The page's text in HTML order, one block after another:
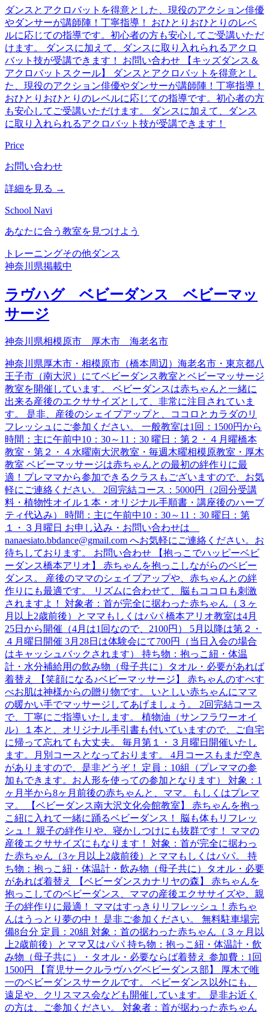
ダンスとアクロバットを得意とした、現役のアクション俳優
やダンサーが講師陣！丁寧指導！ おひとりおひとりのレベ
ルに応じての指導です。初心者の方も安心してご受講いただ
けます。 ダンスに加えて、ダンスに取り入れられるアクロ
バット技が受講できます！ お問い合わせ 【キッズダンス＆
アクロバットスクール】 ダンスとアクロバットを得意とし
た、現役のアクション俳優やダンサーが講師陣！丁寧指導！
おひとりおひとりのレベルに応じての指導です。初心者の方
も安心してご受講いただけます。 ダンスに加えて、ダンス
に取り入れられるアクロバット技が受講できます！
Price
お問い合わせ
詳細を見る →
School Navi
あなたに合う教室を見つけよう
トレーニングその他ダンス
神奈川県掲載中
ラヴハグ ベビーダンス ベビーマッ
サージ
神奈川県相模原市 厚木市 海老名市
神奈川県厚木市・相模原市（橋本周辺）海老名市・東京都八
王子市（南大沢）にてベビーダンス教室とベビーマッサージ
教室を開催しています。 ベビーダンスは赤ちゃんと一緒に
出来る産後のエクササイズとして、非常に注目されていま
す。 是非、産後のシェイプアップと、ココロとカラダのリ
フレッシュにご参加ください。 一般教室は1回：1500円から
時間：主に午前中10：30～11：30 曜日：第２・４月曜橋本
教室・第２・４水曜南大沢教室・毎週木曜相模原教室・厚木
教室 ベビーマッサージは赤ちゃんとの最初の絆作りに最
適！プレママから参加できるクラスもございますので、お気
軽にご連絡ください。 2回完結コース：5000円（2回分受講
料・植物性オイル１本・オリジナル手順書・講座後のハーブ
ティ代込み） 時間：主に午前中10：30～11：30 曜日：第
１・３月曜日 お申し込み・お問い合わせは
nanaesiato.bbdance@gmail.com へお気軽にご連絡ください。お
待ちしております。 お問い合わせ 【抱っこでハッピーベビ
ーダンス橋本アリオ】 赤ちゃんを抱っこしながらのベビー
ダンス。 産後のママのシェイプアップや、赤ちゃんとの絆
作りにも最適です。 リズムに合わせて、脳もココロも刺激
されますよ！ 対象者：首が完全に据わった赤ちゃん（３ヶ
月以上2歳前後）とママもしくはパパ 橋本アリオ教室は4月
25日から開催（4月は1回なので、2100円） 5月以降は第２・
４月曜日開催 3月28日は体験会にて700円（当日入会の場合
はキャッシュバックされます） 持ち物：抱っこ紐・体温
計・水分補給用の飲み物（母子共に）タオル・必要があれば
着替え 【笑顔になる♪ベビーマッサージ】 赤ちゃんのすべす
べお肌は神様からの贈り物です。 いとしい赤ちゃんにママ
の暖かい手でマッサージしてあげましょう。 2回完結コース
で、丁寧にご指導いたします。 植物油（サンフラワーオイ
ル）１本と、オリジナル手引書も付いていますので、ご自宅
に帰って忘れても大丈夫。 毎月第１・３月曜日開催いたし
ます。月別コースとなっております。 4月コースもまだ空き
がありますので、是非どうぞ！ 定員：10組（プレママの参
加もできます。お人形を使っての参加となります） 対象：1
ヶ月半から8ヶ月前後の赤ちゃんと、ママ。もしくはプレマ
マ。 【ベビーダンス南大沢文化会館教室】 赤ちゃんを抱っ
こ紐に入れて一緒に踊るベビーダンス！ 脳も体もリフレッ
シュ！ 親子の絆作りや、寝かしつけにも抜群です！ ママの
産後エクササイズにもなります！ 対象：首が完全に据わっ
た赤ちゃん（3ヶ月以上2歳前後）とママもしくはパパ。 持
ち物：抱っこ紐・体温計・飲み物（母子共に）タオル・必要
があれば着替え 【ベビーダンスカナリヤの森】 赤ちゃんを
抱っこしてのベビーダンス、ママの産後エクササイズや、親
子の絆作りに最適！ ママはすっきりリフレッシュ！赤ちゃ
んはうっとり夢の中！ 是非ご参加ください。 無料駐車場完
備8台分 定員：20組 対象：首の据わった赤ちゃん（３ヶ月以
上2歳前後）とママ又はパパ 持ち物：抱っこ紐・体温計・飲
み物（母子共に）・タオル・必要ならば着替え 参加費：1回
1500円 【育児サークルラヴハグベビーダンス部】 厚木で唯
一のベビーダンスサークルです。 ベビーダンス以外にも、
遠足や、クリスマス会なども開催しています。 是非お近く
の方は、ご参加ください。 対象者：首が据わった赤ちゃん